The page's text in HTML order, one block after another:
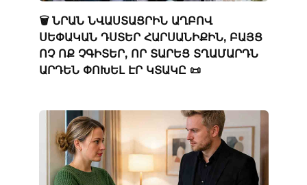
🗑️ ՆՐԱՆ ՆՎԱՍՏԱՑՐԻՆ ԱՂԲՈՎ
ՍԵՓԱԿԱՆ ԴՍՏԵՐ ՀԱՐՍԱՆԻՔԻՆ, ԲԱՅՑ
ՈՉ ՈՔ ՉԳԻՏԵՐ, ՈՐ ՏԱՐԵՑ ՏՂԱՄԱՐԴՆ
ԱՐԴԵՆ ՓՈԽԵԼ ԷՐ ԿՏԱԿԸ 📜